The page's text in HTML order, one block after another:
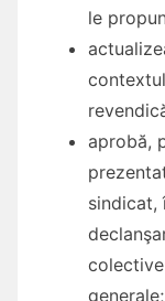
le
aprobă,
sindicat,
generale;